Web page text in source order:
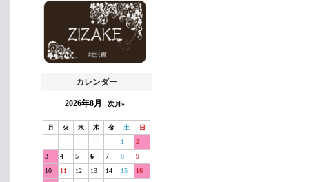
カレンダー
2026年8月 次月»
月 火 水 木 金 土 日
1
2
3
4 5 6 7 8
9
10
11 12 13 14 15
16